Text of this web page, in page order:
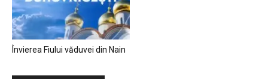
Învierea Fiului văduvei din Nain